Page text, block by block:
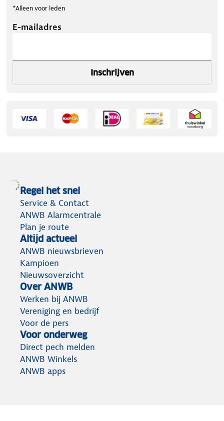
*Alleen voor leden
E-mailadres
Inschrijven
Regel het snel
Service & Contact
ANWB Alarmcentrale
Plan je route
Altijd actueel
ANWB nieuwsbrieven
Kampioen
Nieuwsoverzicht
Over ANWB
Werken bij ANWB
Vereniging en bedrijf
Voor de pers
Voor onderweg
Direct pech melden
ANWB Winkels
ANWB apps